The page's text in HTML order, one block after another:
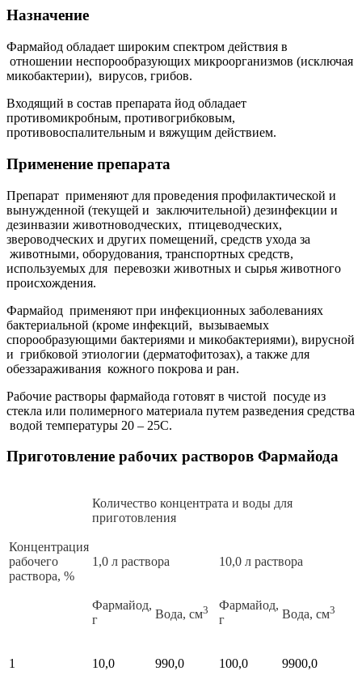
Назначение
Фармайод обладает широким спектром действия в
отношении неспорообразующих микроорганизмов (исключая
микобактерии), вирусов, грибов.
Входящий в состав препарата йод обладает
противомикробным, противогрибковым,
противовоспалительным и вяжущим действием.
Применение препарата
Препарат применяют для проведения профилактической и
вынужденной (текущей и заключительной) дезинфекции и
дезинвазии животноводческих, птицеводческих,
звероводческих и других помещений, средств ухода за
животными, оборудования, транспортных средств,
используемых для перевозки животных и сырья животного
происхождения.
Фармайод применяют при инфекционных заболеваниях
бактериальной (кроме инфекций, вызываемых
спорообразующими бактериями и микобактериями), вирусной
и грибковой этиологии (дерматофитозах), а также для
обеззараживания кожного покрова и ран.
Рабочие растворы фармайода готовят в чистой посуде из
стекла или полимерного материала путем разведения средства
водой температуры 20 – 25С.
Приготовление рабочих растворов Фармайода
Концентрация
рабочего
раствора, %
Количество концентрата и воды для
приготовления
1,0 л раствора 10,0 л раствора
Фармайод,
г
Вода, см3
Фармайод,
г
Вода, см3
1 10,0 990,0 100,0 9900,0